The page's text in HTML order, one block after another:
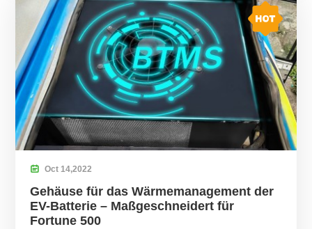
 Oct 14,2022
Gehäuse für das Wärmemanagement der
EV-Batterie – Maßgeschneidert für
Fortune 500